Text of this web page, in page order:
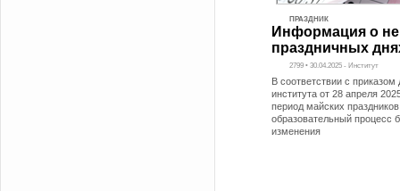
ПРАЗДНИК
Информация о
праздничных
2799 • 30.04.2025 - Институт
В соответствии с приказом
института от 28 апреля
период майских
образовательный процесс
изменения